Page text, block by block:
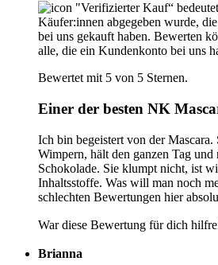
"Verifizierter Kauf“
Käufer:innen abgegeben wurde,
bei uns gekauft haben. Bewerten
alle, die ein Kundenkonto bei uns
Bewertet mit 5 von 5 Sternen.
Einer der besten NK
Ich bin begeistert von der Mascara.
Wimpern, hält den ganzen Tag und
Schokolade. Sie klumpt nicht, ist
Inhaltsstoffe. Was will man noch
schlechten Bewertungen hier
War diese Bewertung für dich
Brianna